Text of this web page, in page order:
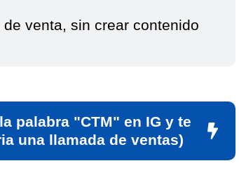
venta, sin crear contenido
palabra "CTM" en IG y te
una llamada de ventas)